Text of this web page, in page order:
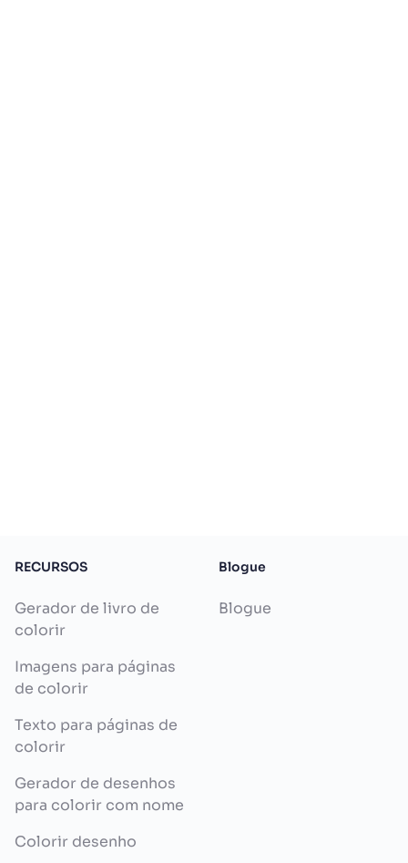
RECURSOS
Gerador de livro de
colorir
Imagens para páginas
de colorir
Texto para páginas de
colorir
Gerador de desenhos
para colorir com nome
Colorir desenho
Blogue
Blogue